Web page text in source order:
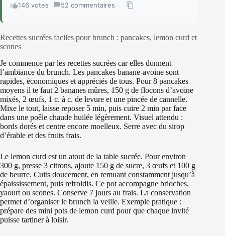
146 votes · 52 commentaires ·
Recettes sucrées faciles pour brunch : pancakes, lemon curd et
scones
Je commence par les recettes sucrées car elles donnent
l’ambiance du brunch. Les pancakes banane-avoine sont
rapides, économiques et appréciés de tous. Pour 8 pancakes
moyens il te faut 2 bananes mûres, 150 g de flocons d’avoine
mixés, 2 œufs, 1 c. à c. de levure et une pincée de cannelle.
Mixe le tout, laisse reposer 5 min, puis cuire 2 min par face
dans une poêle chaude huilée légèrement. Visuel attendu :
bords dorés et centre encore moelleux. Serre avec du sirop
d’érable et des fruits frais.
Le lemon curd est un atout de la table sucrée. Pour environ
300 g, presse 3 citrons, ajoute 150 g de sucre, 3 œufs et 100 g
de beurre. Cuits doucement, en remuant constamment jusqu’à
épaississement, puis refroidis. Ce pot accompagne brioches,
yaourt ou scones. Conserve 7 jours au frais. La conservation
permet d’organiser le brunch la veille. Exemple pratique :
prépare des mini pots de lemon curd pour que chaque invité
puisse tartiner à loisir.